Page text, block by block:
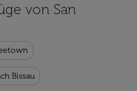
von San
Bissau